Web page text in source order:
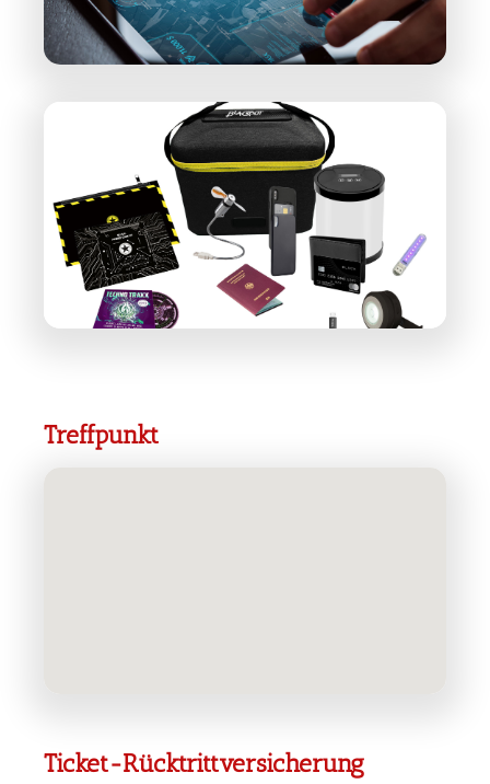
Treffpunkt
Ticket-Rücktrittversicherung